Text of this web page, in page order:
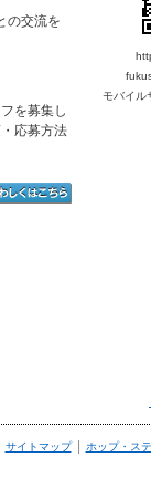
の交流を
を募集し
応募方法
モバイル
サイトマップ ホップ・ス